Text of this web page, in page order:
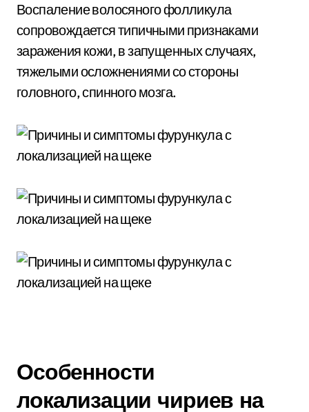
Воспаление волосяного фолликула
сопровождается типичными признаками
заражения кожи, в запущенных случаях,
тяжелыми осложнениями со стороны
головного, спинного мозга.
Особенности
локализации чириев на